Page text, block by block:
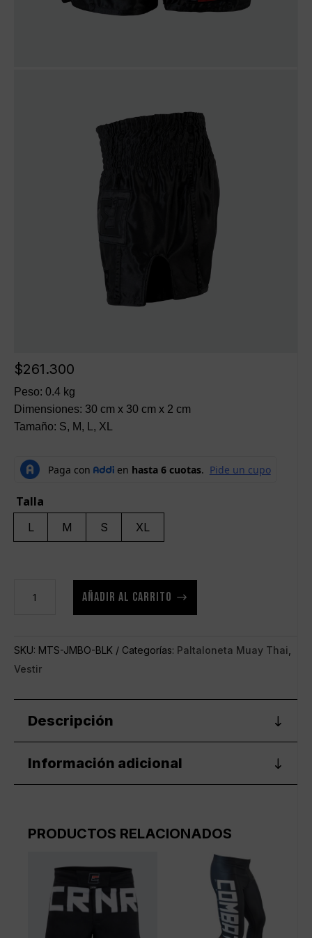
$261.300
Peso: 0.4 kg
Dimensiones: 30 cm x 30 cm x 2 cm
Tamaño: S, M, L, XL
Talla
L M S XL
Muay
Thai
Crush
cantidad
AÑADIR AL CARRITO
SKU: MTS-JMBO-BLK Categorías: Paltaloneta Muay Thai
Vestir
Descripción
Información adicional
PRODUCTOS RELACIONADOS